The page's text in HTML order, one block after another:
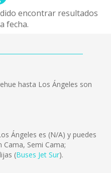
encontrar resultados
fecha.
hasta Los Ángeles son
Ángeles es (N/A) y puedes
Semi Cama;
(Buses Jet Sur).